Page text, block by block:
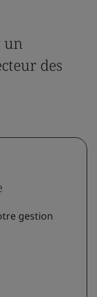
un
des
gestion